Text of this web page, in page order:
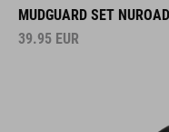
MUDGUARD SET
39.95 EUR